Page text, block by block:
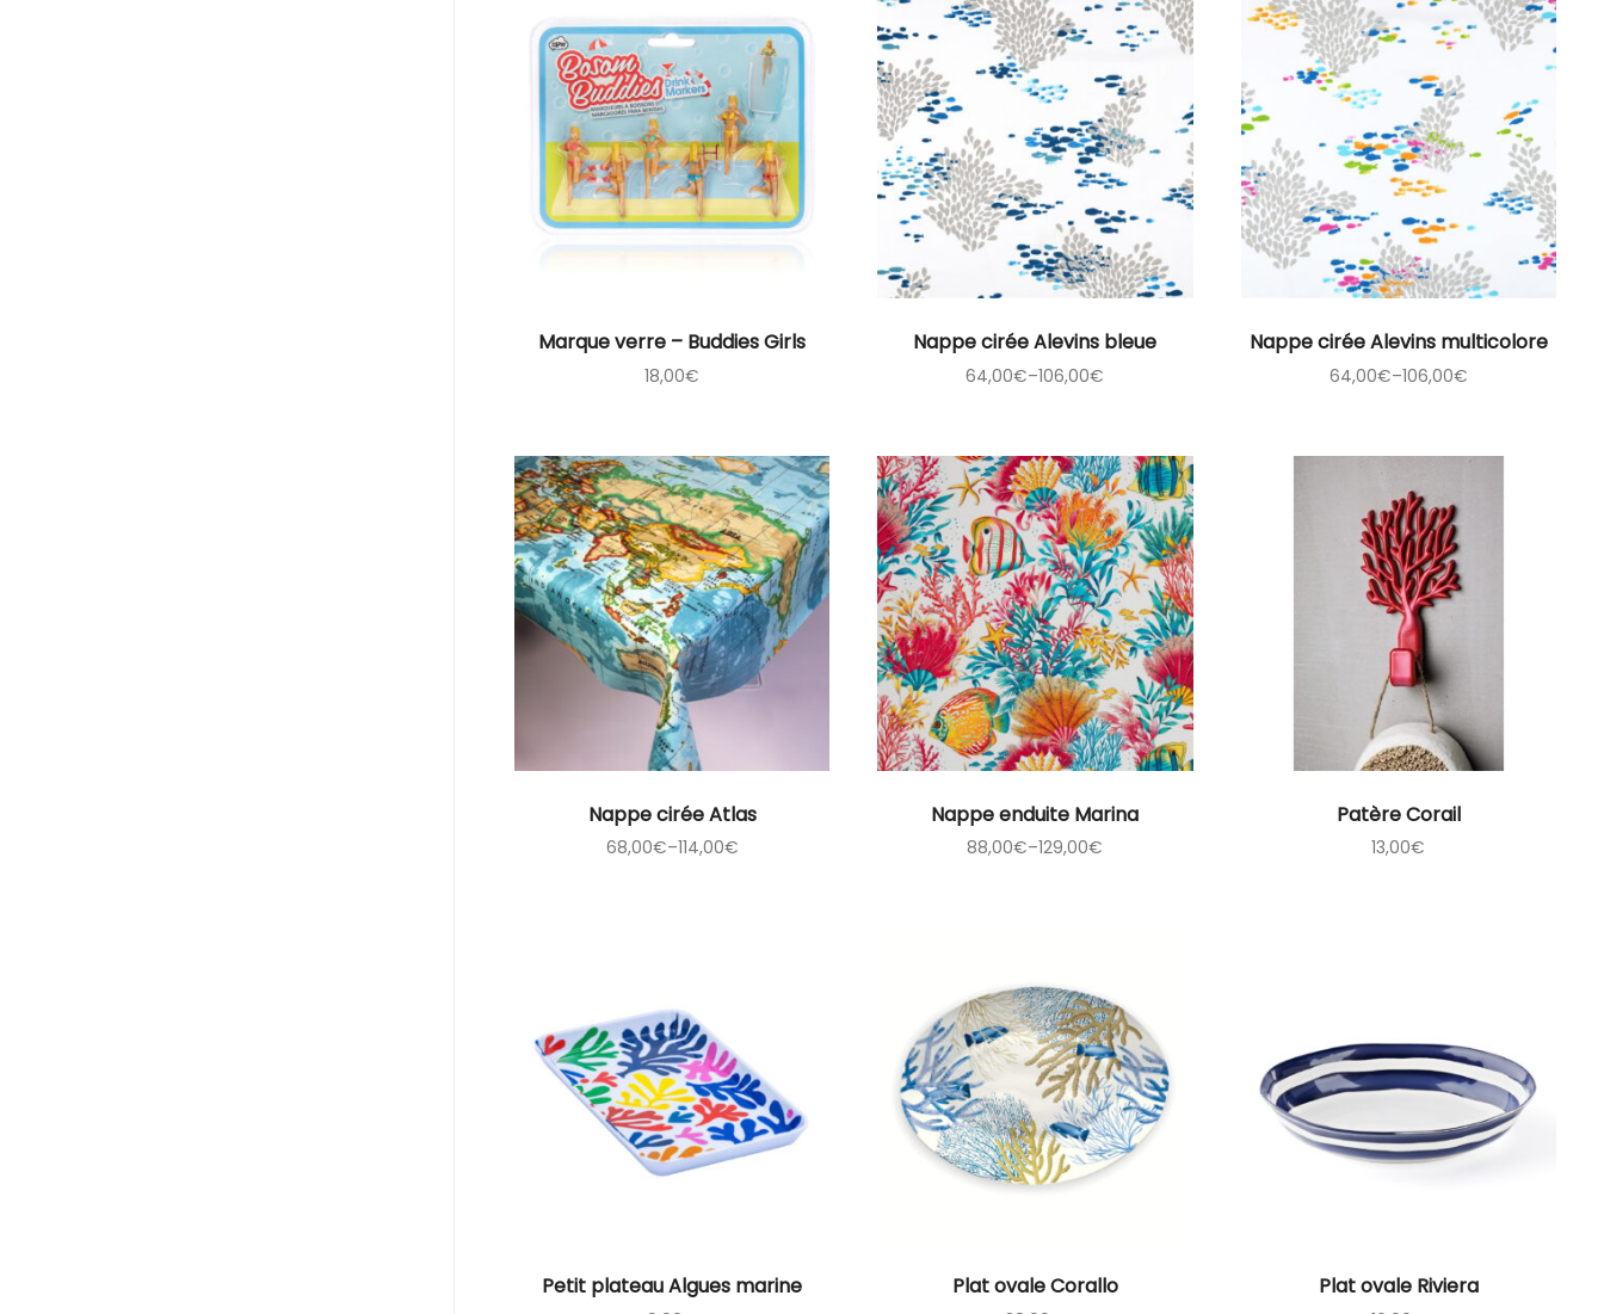
Marque verre – Buddies Girls
18,00€
Nappe cirée Alevins bleue
64,00€–106,00€
Nappe cirée Alevins multicolore
64,00€–106,00€
Nappe cirée Atlas
68,00€–114,00€
Nappe enduite Marina
88,00€–129,00€
Patère Corail
13,00€
Petit plateau Algues marine Plat ovale Corallo Plat ovale Riviera